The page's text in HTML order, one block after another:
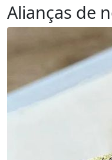
Alianças de